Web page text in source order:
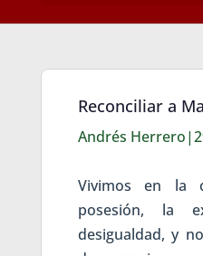
Reconciliar a
Andrés
Vivimos en la
posesión, la
desigualdad, y